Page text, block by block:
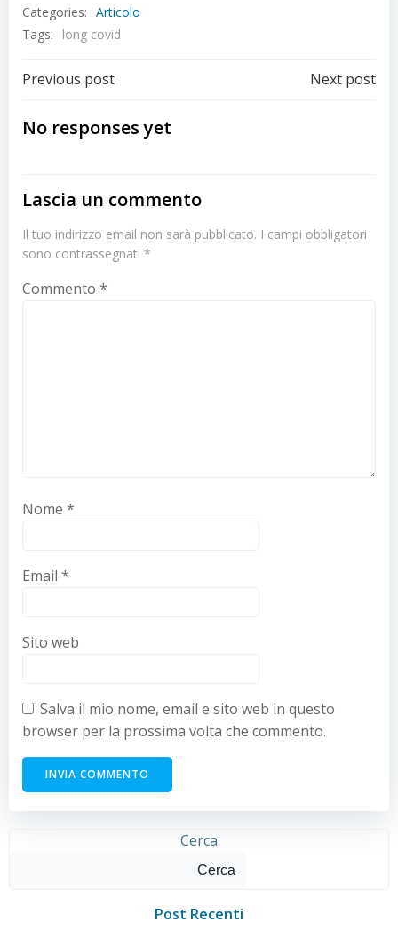
Categories: Articolo
Tags:
long covid
Post
navigation
Previous post Next post
No responses yet
Lascia un commento
Il tuo indirizzo email non sarà pubblicato. I campi obbligatori
sono contrassegnati *
Commento *
Nome *
Email *
Sito web
Salva il mio nome, email e sito web in questo
browser per la prossima volta che commento.
Cerca
Cerca
Post Recenti